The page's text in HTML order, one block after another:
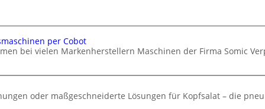
per Cobot
bei vielen Markenherstellern Maschinen der Firma Somic
oder maßgeschneiderte Lösungen für Kopfsalat – die